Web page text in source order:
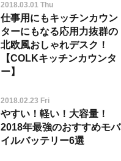
2018.03.01 Thu
仕事用にもキッチンカウン
ターにもなる応用力抜群の
北欧風おしゃれデスク！
【COLKキッチンカウンタ
ー】
2018.02.23 Fri
やすい！軽い！大容量！
2018年最強のおすすめモバ
イルバッテリー6選